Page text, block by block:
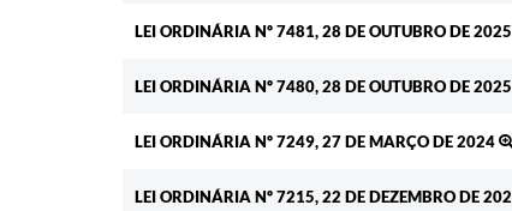
LEI ORDINÁRIA Nº 7481, 28 DE OUTUBRO DE 2025
LEI ORDINÁRIA Nº 7480, 28 DE OUTUBRO DE 2025
LEI ORDINÁRIA Nº 7249, 27 DE MARÇO DE 2024
LEI ORDINÁRIA Nº 7215, 22 DE DEZEMBRO DE